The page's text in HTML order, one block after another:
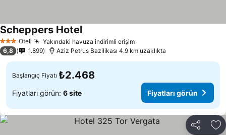
3 YıldızOtel Yakındaki havuza indirimli erişimFiyatları görün
Scheppers HotelFiyatları görün
6,8 1.899 Aziz Petrus Bazilikası 4.9 km uzaklıkta
Başlangıç Fiyatı ₺2.468
Fiyatları görün: 6 site Fiyatları görün
Paylaş